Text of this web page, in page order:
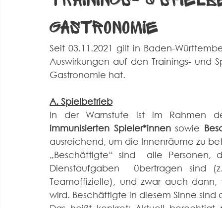
Gastronomie
Seit 03.11.2021 gilt in Baden-
Auswirkungen auf den Trainings- und
Gastronomie hat.
A. Spielbetrieb
In der Warnstufe ist im Rahmen
immunisierten Spieler*innen sowie
ausreichend, um die Innenräume zu
„Beschäftigte“ sind  alle Personen,
Dienstaufgaben  übertragen sind
Teamoffizielle), und zwar auch
wird. Beschäftigte in diesem Sinne